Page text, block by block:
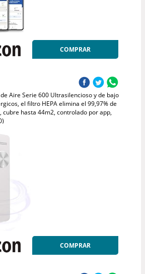
COMPRAR
Aire Serie 600 Ultrasilencioso y de bajo
el filtro HEPA elimina el 99,97% de
cubre hasta 44m2, controlado por app,
COMPRAR